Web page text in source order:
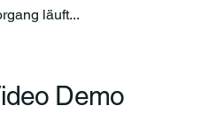
läuft...
Demo